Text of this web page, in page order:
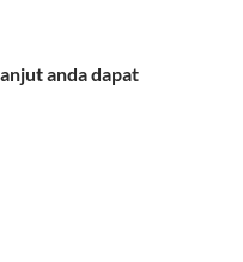
anda dapat